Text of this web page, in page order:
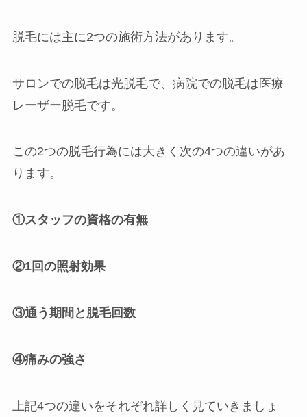
脱毛には主に2つの施術方法があります。
サロンでの脱毛は光脱毛で、病院での脱毛は医療
レーザー脱毛です。
この2つの脱毛行為には大きく次の4つの違いがあ
ります。
①スタッフの資格の有無
②1回の照射効果
③通う期間と脱毛回数
④痛みの強さ
上記4つの違いをそれぞれ詳しく見ていきましょ